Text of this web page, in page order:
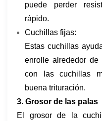
puede perder
rápido.
Cuchillas fijas:
Estas cuchillas
enrolle alrededor
con las cuchillas
buena trituración.
3. Grosor de las palas
El grosor de la